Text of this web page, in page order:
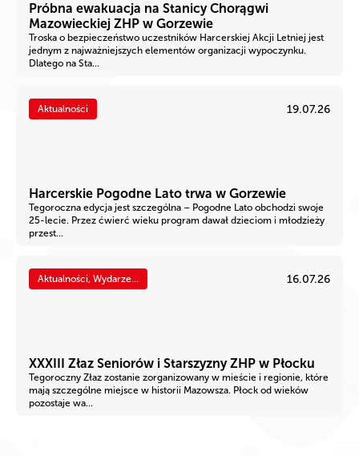
Próbna ewakuacja na Stanicy Chorągwi
Mazowieckiej ZHP w Gorzewie
Troska o bezpieczeństwo uczestników Harcerskiej Akcji Letniej jest
jednym z najważniejszych elementów organizacji wypoczynku.
Dlatego na Sta...
Aktualności 19.07.26
Harcerskie Pogodne Lato trwa w Gorzewie
Tegoroczna edycja jest szczególna – Pogodne Lato obchodzi swoje
25-lecie. Przez ćwierć wieku program dawał dzieciom i młodzieży
przest...
Aktualności, Wydarze... 16.07.26
XXXIII Złaz Seniorów i Starszyzny ZHP w Płocku
Tegoroczny Złaz zostanie zorganizowany w mieście i regionie, które
mają szczególne miejsce w historii Mazowsza. Płock od wieków
pozostaje wa...